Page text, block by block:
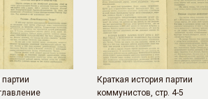
Краткая история партии
коммунистов, стр. 4-5